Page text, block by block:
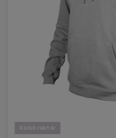
Külső raktár